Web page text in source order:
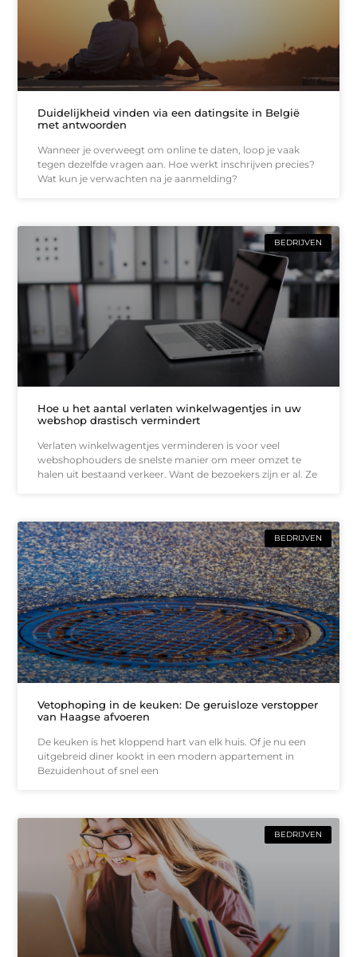
Duidelijkheid vinden via een datingsite in België
met antwoorden
Wanneer je overweegt om online te daten, loop je vaak
tegen dezelfde vragen aan. Hoe werkt inschrijven precies?
Wat kun je verwachten na je aanmelding?
BEDRIJVEN
Hoe u het aantal verlaten winkelwagentjes in uw
webshop drastisch vermindert
Verlaten winkelwagentjes verminderen is voor veel
webshophouders de snelste manier om meer omzet te
halen uit bestaand verkeer. Want de bezoekers zijn er al. Ze
BEDRIJVEN
Vetophoping in de keuken: De geruisloze verstopper
van Haagse afvoeren
De keuken is het kloppend hart van elk huis. Of je nu een
uitgebreid diner kookt in een modern appartement in
Bezuidenhout of snel een
BEDRIJVEN